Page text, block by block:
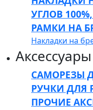
УГЛОВ
РАМКИ НА
Накладки на
САМОРЕЗЫ
РУЧКИ ДЛЯ
ПРОЧИЕ